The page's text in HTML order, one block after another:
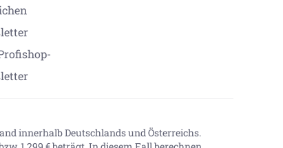
innerhalb Deutschlands und Österreichs.